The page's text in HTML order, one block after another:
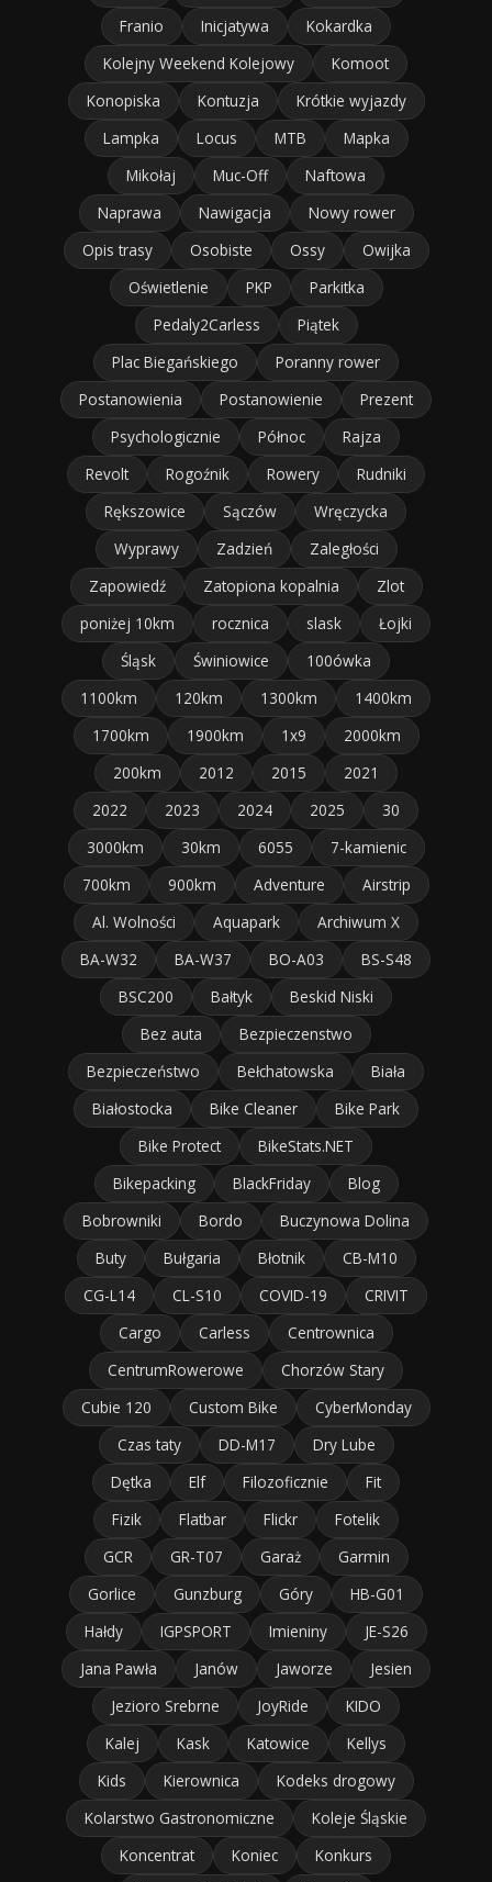
Franio Inicjatywa
Kokardka
Kolejny Weekend Kolejowy
Komoot
Konopiska
Kontuzja
Krótkie wyjazdy
Lampka
Locus MTB
Mapka
Mikołaj
Muc-Off
Naftowa
Naprawa
Nawigacja
Nowy rower
Opis trasy
Osobiste Ossy
Owijka
Oświetlenie
PKP
Parkitka
Pedaly2Carless
Piątek
Plac Biegańskiego
Poranny rower
Postanowienia
Postanowienie
Prezent
Psychologicznie
Północ
Rajza
Revolt
Rogoźnik Rowery
Rudniki
Rększowice
Sączów
Wręczycka
Wyprawy
Zadzień
Zaległości
Zapowiedź
Zatopiona kopalnia
Zlot
poniżej 10km
rocznica slask
Łojki
Śląsk
Świniowice
100ówka
1100km
120km 1300km
1400km
1700km
1900km 1x9
2000km
200km
2012 2015
2021
2022
2023 2024 2025
30
3000km
30km 6055
7-kamienic
700km
900km Adventure
Airstrip
Al. Wolności
Aquapark
Archiwum X
BA-W32
BA-W37 BO-A03
BS-S48
BSC200
Bałtyk
Beskid Niski
Bez auta
Bezpieczenstwo
Bezpieczeństwo
Bełchatowska
Biała
Białostocka
Bike Cleaner
Bike Park
Bike Protect
BikeStats.NET
Bikepacking
BlackFriday
Blog
Bobrowniki
Bordo
Buczynowa Dolina
Buty
Bułgaria Błotnik
CB-M10
CG-L14
CL-S10 COVID-19
CRIVIT
Cargo
Carless
Centrownica
CentrumRowerowe
Chorzów Stary
Cubie 120
Custom Bike
CyberMonday
Czas taty
DD-M17
Dry Lube
Dętka
Elf Filozoficznie
Fit
Fizik
Flatbar Flickr
Fotelik
GCR
GR-T07 Garaż
Garmin
Gorlice
Gunzburg Góry
HB-G01
Hałdy
IGPSPORT Imieniny
JE-S26
Jana Pawła
Janów Jaworze
Jesien
Jezioro Srebrne
JoyRide
KIDO
Kalej
Kask Katowice
Kellys
Kids
Kierownica
Kodeks drogowy
Kolarstwo Gastronomiczne
Koleje Śląskie
Koncentrat
Koniec
Konkurs